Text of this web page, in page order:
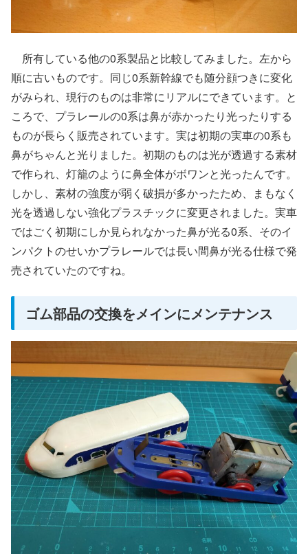
所有している他の0系製品と比較してみました。左から
順に古いものです。同じ0系新幹線でも随分顔つきに変化
がみられ、現行のものは非常にリアルにできています。と
ころで、プラレールの0系は鼻が赤かったり光ったりする
ものが長らく販売されています。実は初期の実車の0系も
鼻がちゃんと光りました。初期のものは光が透過する素材
で作られ、灯籠のように鼻全体がボワンと光ったんです。
しかし、素材の強度が弱く破損が多かったため、まもなく
光を透過しない強化プラスチックに変更されました。実車
ではごく初期にしか見られなかった鼻が光る0系、そのイ
ンパクトのせいかプラレールでは長い間鼻が光る仕様で発
売されていたのですね。
ゴム部品の交換をメインにメンテナンス